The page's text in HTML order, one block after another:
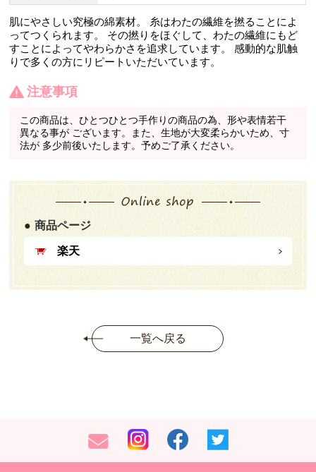
肌にやさしい究極の綿素材。 糸はわたの繊維を撚ることによ
ってつくられます。 その撚りをほぐして、わたの繊維にもど
すことによってやわらかさを追求しています。 感動的な肌触
りで多くの方にリピートいただいています。
注意事項
この商品は、ひとつひとつ手作りの商品の為、形や表情若干
異なる事が ございます。また、生地が大変柔らかいため、寸
法が 多少前後いたします。予めご了承ください。
商品ページ
楽天
一覧へ戻る